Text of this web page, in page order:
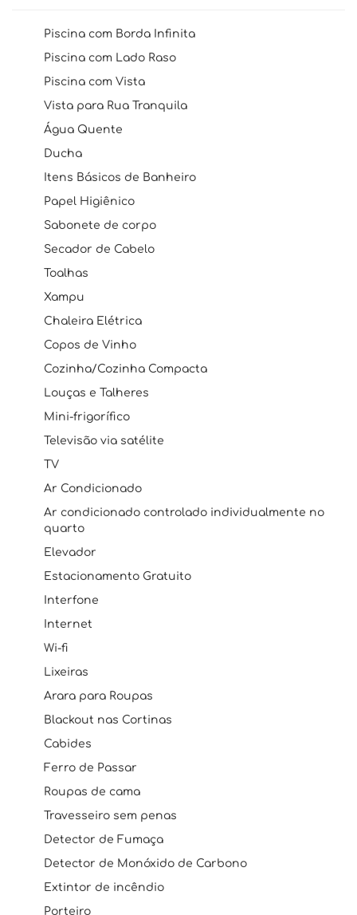
Piscina com Borda Infinita
Piscina com Lado Raso
Piscina com Vista
Vista para Rua Tranquila
Água Quente
Ducha
Itens Básicos de Banheiro
Papel Higiênico
Sabonete de corpo
Secador de Cabelo
Toalhas
Xampu
Chaleira Elétrica
Copos de Vinho
Cozinha/Cozinha Compacta
Louças e Talheres
Mini-frigorífico
Televisão via satélite
TV
Ar Condicionado
Ar condicionado controlado individualmente no
quarto
Elevador
Estacionamento Gratuito
Interfone
Internet
Wi-fi
Lixeiras
Arara para Roupas
Blackout nas Cortinas
Cabides
Ferro de Passar
Roupas de cama
Travesseiro sem penas
Detector de Fumaça
Detector de Monóxido de Carbono
Extintor de incêndio
Porteiro